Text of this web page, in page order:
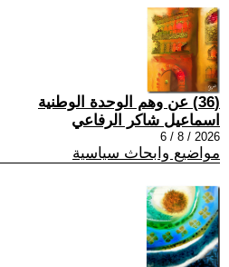
(36) عن وهم الوحدة الوطنية
اسماعيل شاكر الرفاعي
2026 / 8 / 6
مواضيع وابحاث سياسية